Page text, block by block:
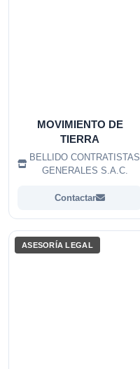
MOVIMIENTO DE
TIERRA
BELLIDO CONTRATISTAS
GENERALES S.A.C.
Contactar
ASESORÍA LEGAL